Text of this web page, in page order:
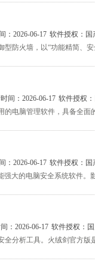
：2026-06-17 软件授权： 国
间：2026-06-17 软件授权：
：2026-06-17 软件授权： 国
：2026-06-17 软件授权：